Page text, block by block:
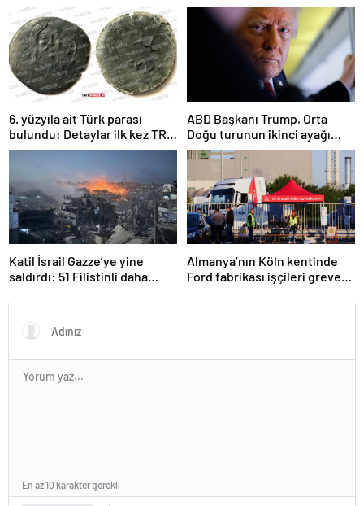
6. yüzyıla ait Türk parası
bulundu: Detaylar ilk kez TRT
Haber’de
ABD Başkanı Trump, Orta
Doğu turunun ikinci ayağı
Katar’da
Katil İsrail Gazze’ye yine
saldırdı: 51 Filistinli daha
Almanya’nın Köln kentinde
Ford fabrikası işçileri greve
En az 10 karakter gerekli